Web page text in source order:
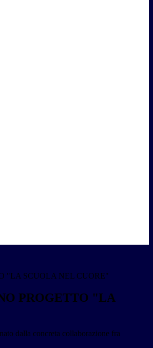
"LA SCUOLA NEL CUORE"
PROGETTO "LA
dalla concreta collaborazione fra